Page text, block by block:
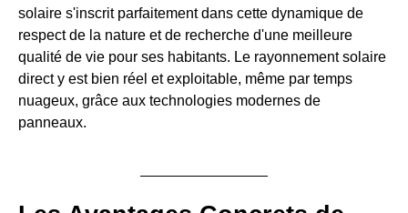
solaire s'inscrit parfaitement dans cette dynamique de
respect de la nature et de recherche d'une meilleure
qualité de vie pour ses habitants. Le rayonnement solaire
direct y est bien réel et exploitable, même par temps
nuageux, grâce aux technologies modernes de
panneaux.